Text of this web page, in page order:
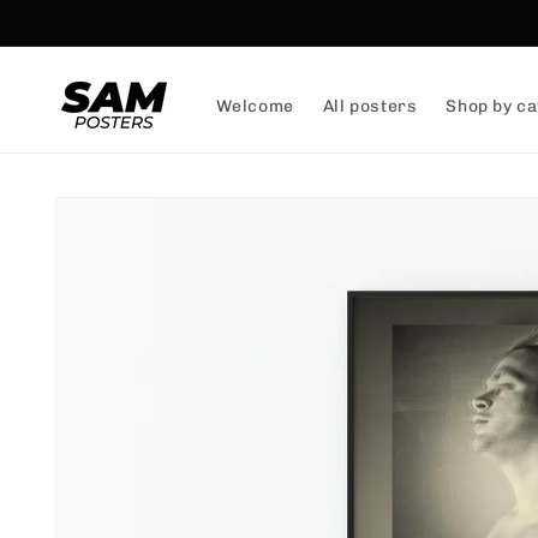
Welcome All posters Shop by